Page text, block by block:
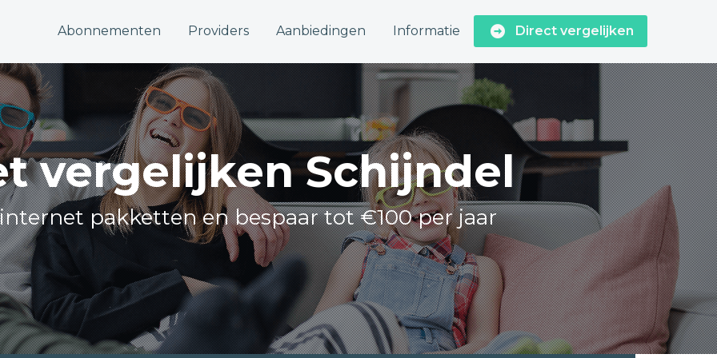
Abonnementen Providers Aanbiedingen Informatie Direct vergelijken
vergelijken Schijndel
pakketten en bespaar tot €100 per jaar